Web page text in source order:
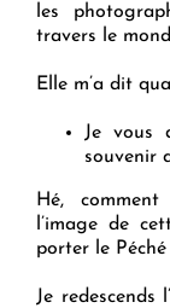
les
travers le
Elle m’a dit
Je vous
souvenir
Hé, comment
l’image de
porter le
Je redescends